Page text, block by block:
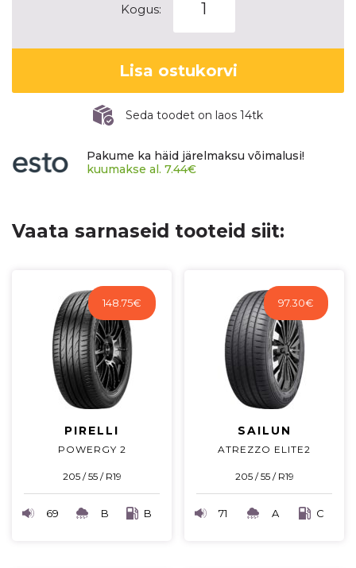
Kogus:
ADVANTEX
(TC101)
kogus
Lisa ostukorvi
Seda toodet on laos 14tk
Pakume ka häid järelmaksu võimalusi!
kuumakse al. 7.44€
Vaata sarnaseid tooteid siit:
148.75€
PIRELLI
POWERGY 2
205 / 55 / R19
69 B B
97.30€
SAILUN
ATREZZO ELITE2
205 / 55 / R19
71 A C